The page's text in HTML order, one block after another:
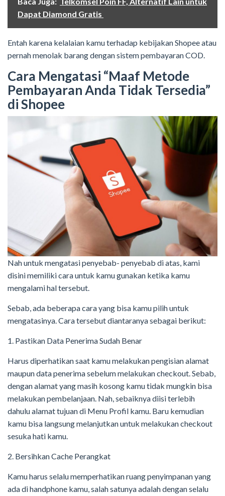
Dapat Diamond Gratis
Entah karena kelalaian kamu terhadap kebijakan Shopee atau
pernah menolak barang dengan sistem pembayaran COD.
Cara Mengatasi “Maaf Metode
Pembayaran Anda Tidak Tersedia”
di Shopee
Nah untuk mengatasi penyebab- penyebab di atas, kami
disini memiliki cara untuk kamu gunakan ketika kamu
mengalami hal tersebut.
Sebab, ada beberapa cara yang bisa kamu pilih untuk
mengatasinya. Cara tersebut diantaranya sebagai berikut:
1. Pastikan Data Penerima Sudah Benar
Harus diperhatikan saat kamu melakukan pengisian alamat
maupun data penerima sebelum melakukan checkout. Sebab,
dengan alamat yang masih kosong kamu tidak mungkin bisa
melakukan pembelanjaan. Nah, sebaiknya diisi terlebih
dahulu alamat tujuan di Menu Profil kamu. Baru kemudian
kamu bisa langsung melanjutkan untuk melakukan checkout
sesuka hati kamu.
2. Bersihkan Cache Perangkat
Kamu harus selalu memperhatikan ruang penyimpanan yang
ada di handphone kamu, salah satunya adalah dengan selalu